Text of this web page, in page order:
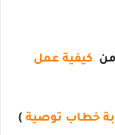
كيفية عمل
خطاب توصية )